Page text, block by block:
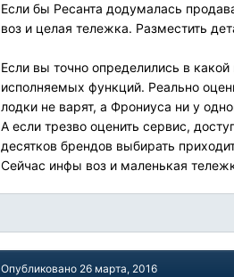
Если бы Ресанта додумалась
воз и целая тележка. Разместить
Если вы точно определились в
исполняемых функций. Реально
лодки не варят, а Фрониуса ни у
А если трезво оценить сервис,
десятков брендов выбирать
Сейчас инфы воз и маленькая
Опубликовано 26 марта, 2016